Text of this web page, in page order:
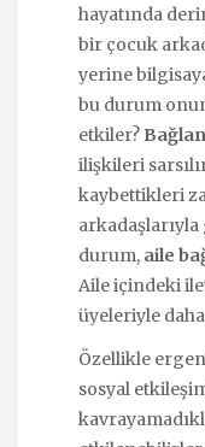
hayatında
bir çocuk
yerine
bu durum
etkiler?
ilişkileri
kaybettikleri
durum, aile
Aile içindeki
üyeleriyle
Özellikle
sosyal